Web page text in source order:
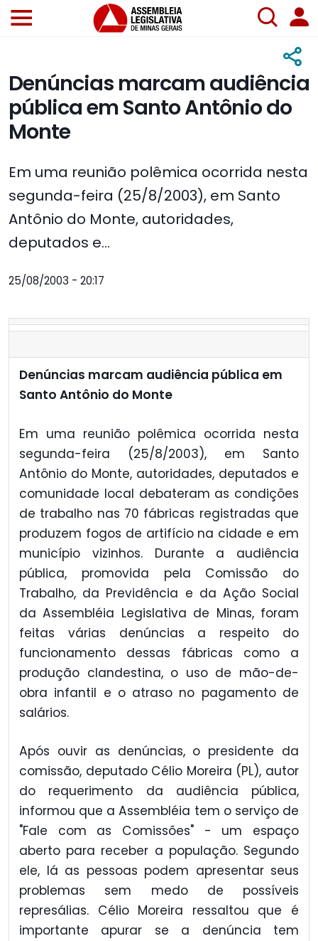
Denúncias marcam audiência
pública em Santo Antônio do
Monte
Em uma reunião polêmica ocorrida nesta
segunda-feira (25/8/2003), em Santo
Antônio do Monte, autoridades,
deputados e...
25/08/2003 - 20:17
Denúncias marcam audiência pública em
Santo Antônio do Monte
Em uma reunião polêmica ocorrida nesta
segunda-feira (25/8/2003), em Santo
Antônio do Monte, autoridades, deputados e
comunidade local debateram as condições
de trabalho nas 70 fábricas registradas que
produzem fogos de artifício na cidade e em
município vizinhos. Durante a audiência
pública, promovida pela Comissão do
Trabalho, da Previdência e da Ação Social
da Assembléia Legislativa de Minas, foram
feitas várias denúncias a respeito do
funcionamento dessas fábricas como a
produção clandestina, o uso de mão-de-
obra infantil e o atraso no pagamento de
salários.
Após ouvir as denúncias, o presidente da
comissão, deputado Célio Moreira (PL), autor
do requerimento da audiência pública,
informou que a Assembléia tem o serviço de
"Fale com as Comissões" - um espaço
aberto para receber a população. Segundo
ele, lá as pessoas podem apresentar seus
problemas sem medo de possíveis
represálias. Célio Moreira ressaltou que é
importante apurar se a denúncia tem